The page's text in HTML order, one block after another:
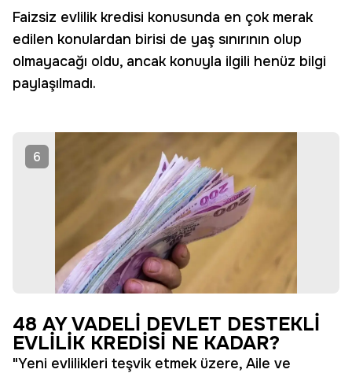
Faizsiz evlilik kredisi konusunda en çok merak
edilen konulardan birisi de yaş sınırının olup
olmayacağı oldu, ancak konuyla ilgili henüz bilgi
paylaşılmadı.
6
48 AY VADELİ DEVLET DESTEKLİ
EVLİLİK KREDİSİ NE KADAR?
"Yeni evlilikleri teşvik etmek üzere, Aile ve